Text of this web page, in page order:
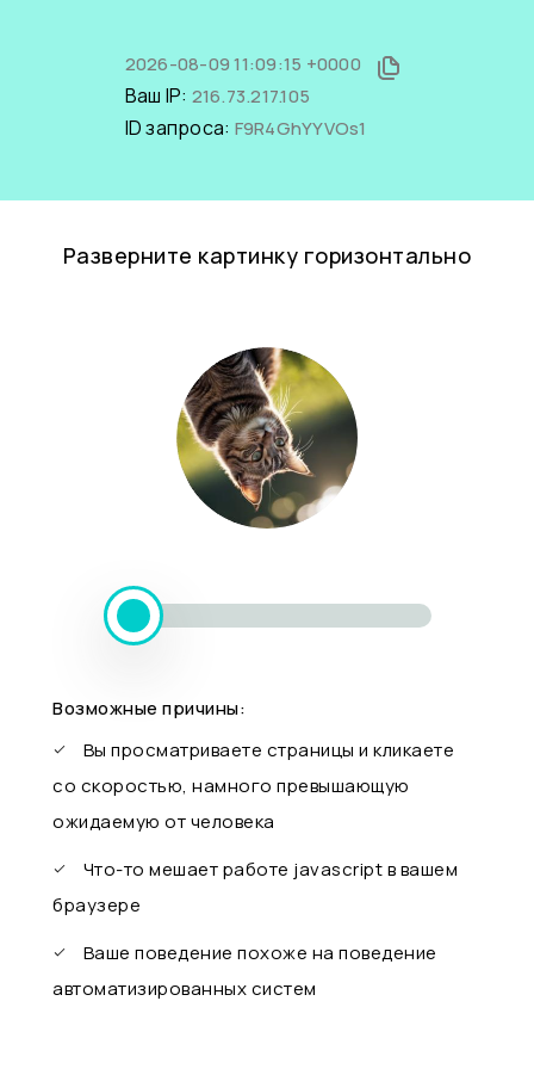
2026-08-09 11:09:15 +0000
Ваш IP: 216.73.217.105
ID запроса: F9R4GhYYVOs1
Разверните картинку горизонтально
Возможные причины:
Вы просматриваете страницы и кликаете
со скоростью, намного превышающую
ожидаемую от человека
Что-то мешает работе javascript в вашем
браузере
Ваше поведение похоже на поведение
автоматизированных систем